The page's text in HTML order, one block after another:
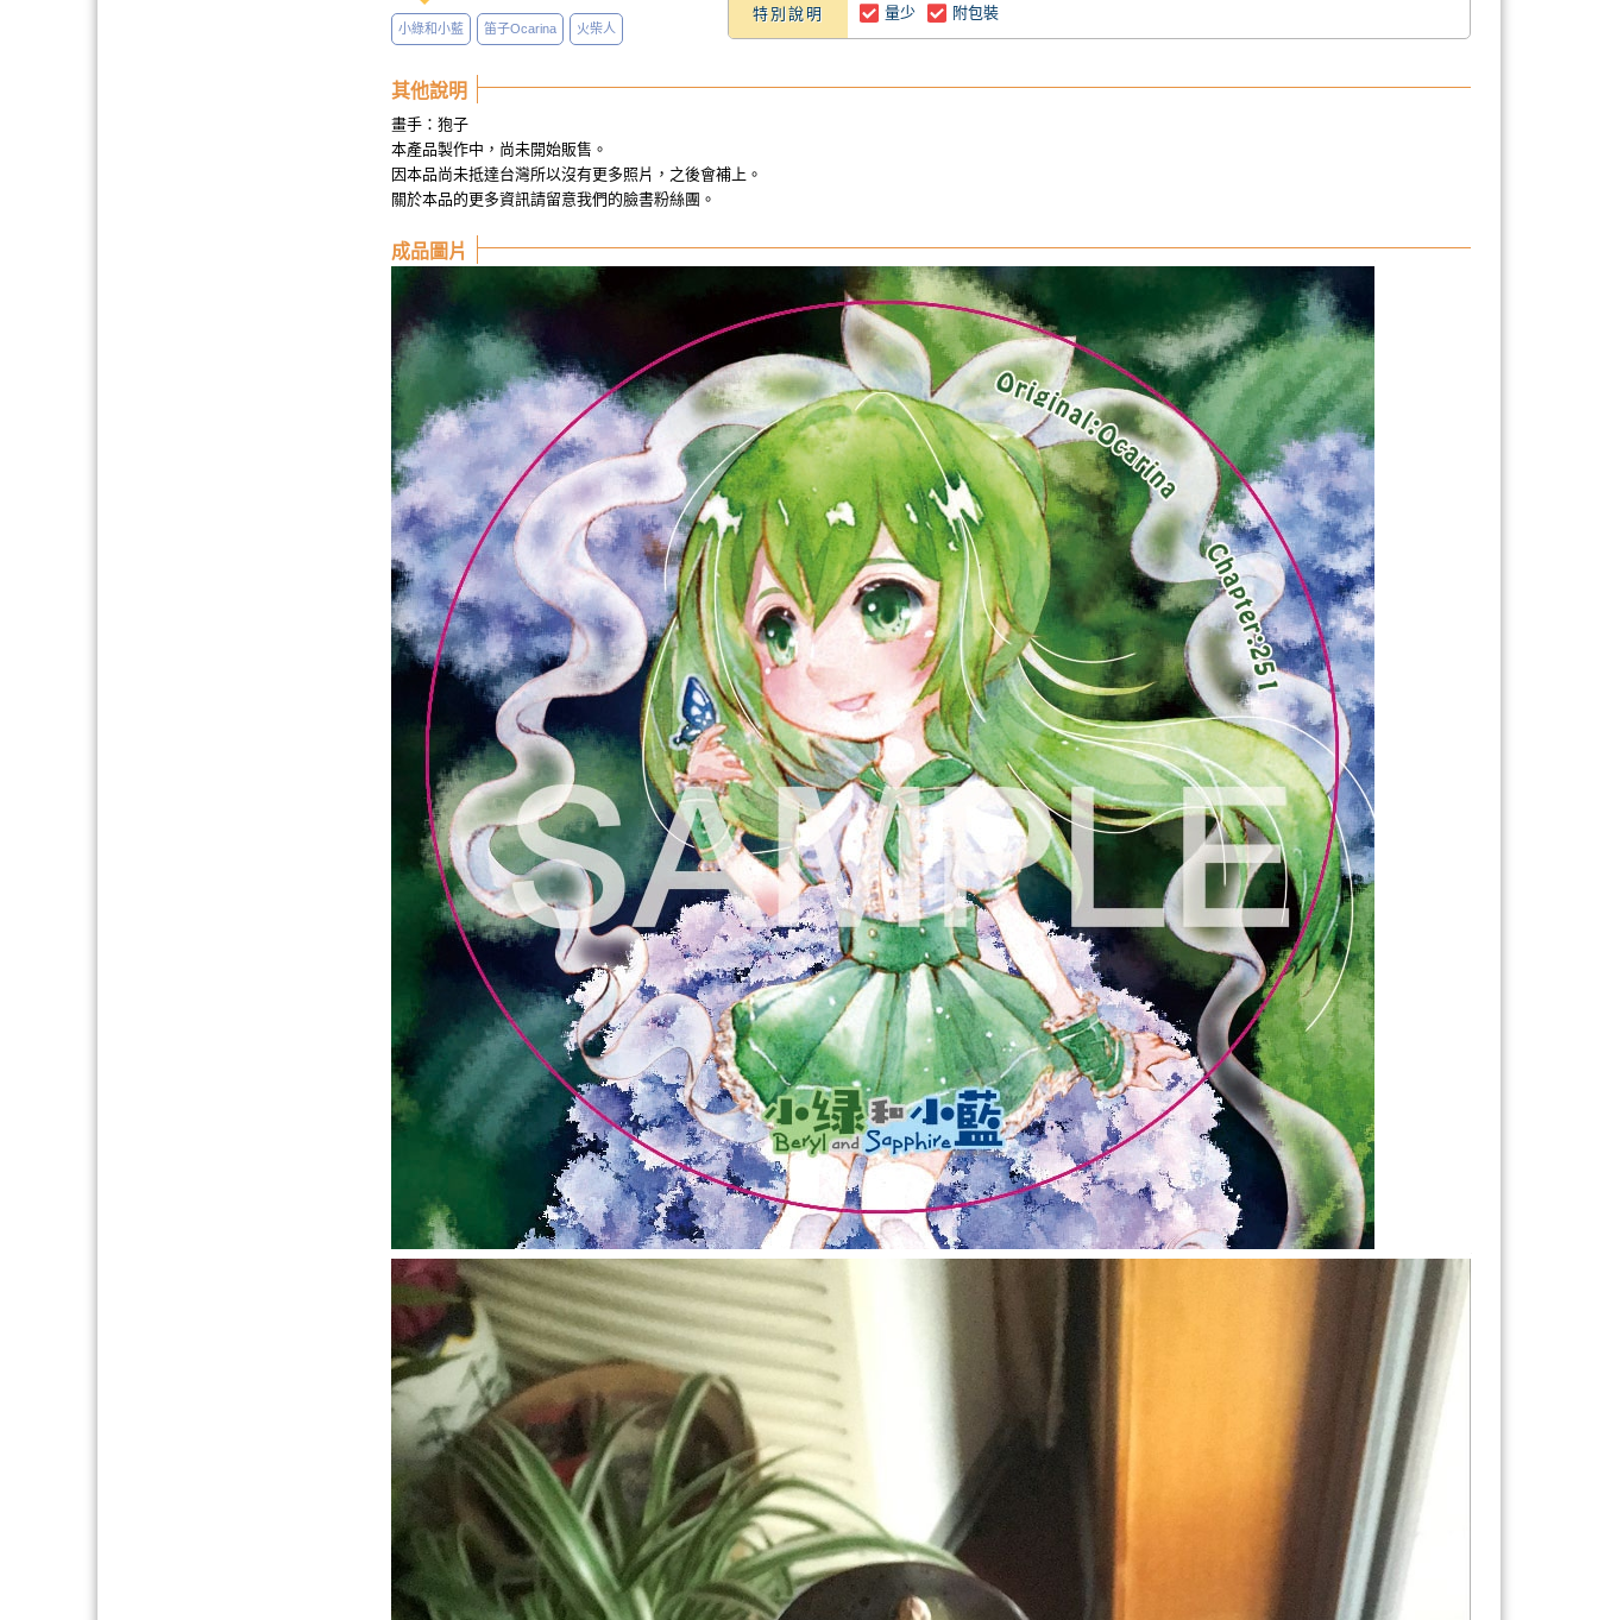
小綠和小藍 笛子Ocarina 火柴人
特別說明 量少 附包裝
其他說明
畫手：狍子
本產品製作中，尚未開始販售。
因本品尚未抵達台灣所以沒有更多照片，之後會補上。
關於本品的更多資訊請留意我們的臉書粉絲團。
成品圖片